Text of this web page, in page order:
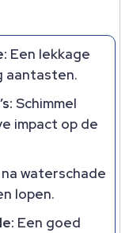
Een lekkage
aantasten.
Schimmel
impact op de
waterschade
lopen.
Een goed